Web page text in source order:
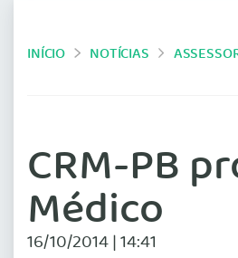
INÍCIO NOTÍCIAS
CRM-PB
Médico
16/10/2014 | 14:41